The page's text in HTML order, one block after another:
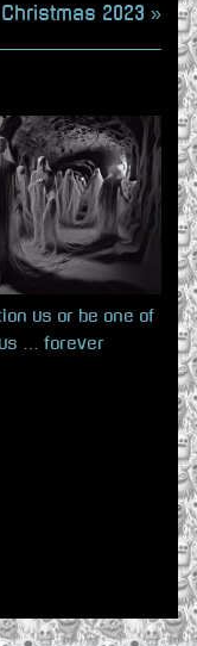
2023
us or be one of
us … forever